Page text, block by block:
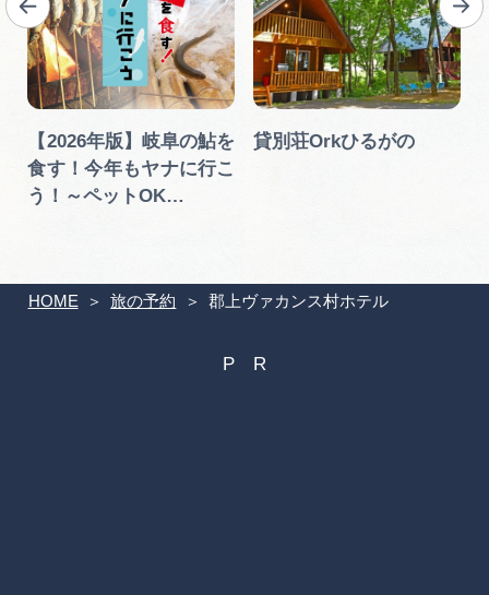
HOME 旅の予約 郡上ヴァカンス村ホテル
【2026年版】岐阜の鮎を
食す！今年もヤナに行こ
う！～ペットOK…
貸別荘Orkひるがの